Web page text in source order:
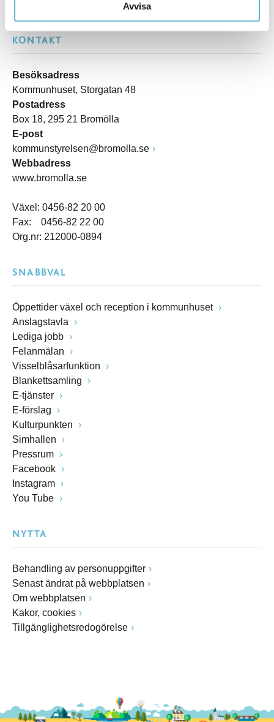
Avvisa
KONTAKT
Besöksadress
Kommunhuset, Storgatan 48
Postadress
Box 18, 295 21 Bromölla
E-post
kommunstyrelsen@bromolla.se
Webbadress
www.bromolla.se
Växel: 0456-82 20 00
Fax: 0456-82 22 00
Org.nr: 212000-0894
SNABBVAL
Öppettider växel och reception i kommunhuset
Anslagstavla
Lediga jobb
Felanmälan
Visselblåsarfunktion
Blankettsamling
E-tjänster
E-förslag
Kulturpunkten
Simhallen
Pressrum
Facebook
Instagram
You Tube
NYTTA
Behandling av personuppgifter
Senast ändrat på webbplatsen
Om webbplatsen
Kakor, cookies
Tillgänglighetsredogörelse